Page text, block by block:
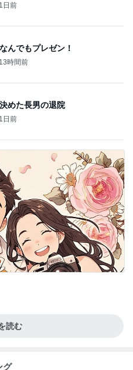
1日前
んでもプレゼン！
13時間前
めた長男の退院
1日前
読む
グ